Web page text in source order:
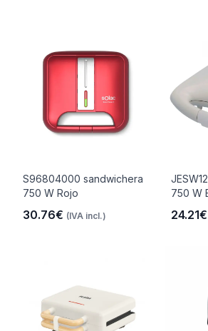
S96804000 sandwichera
750 W Rojo
30.76€ (IVA incl.)
750 W
24.21€